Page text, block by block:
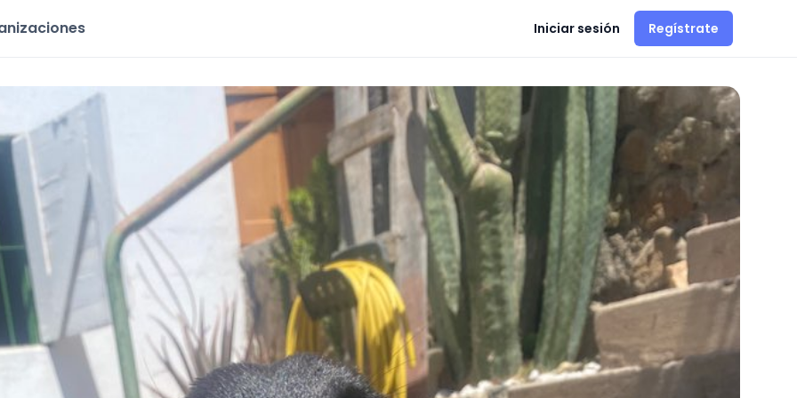
Iniciar sesión Regístrate